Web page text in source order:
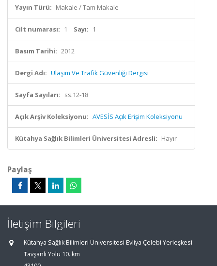
Yayın Türü: Makale / Tam Makale
Cilt numarası: 1 Sayı: 1
Basım Tarihi: 2012
Dergi Adı: Ulaşım Ve Trafik Güvenliği Dergisi
Sayfa Sayıları: ss.12-18
Açık Arşiv Koleksiyonu: AVESİS Açık Erişim Koleksiyonu
Kütahya Sağlık Bilimleri Üniversitesi Adresli: Hayır
Paylaş
İletişim Bilgileri
Kütahya Sağlık Bilimleri Üniversitesi Evliya Çelebi Yerleşkesi
Tavşanlı Yolu 10. km